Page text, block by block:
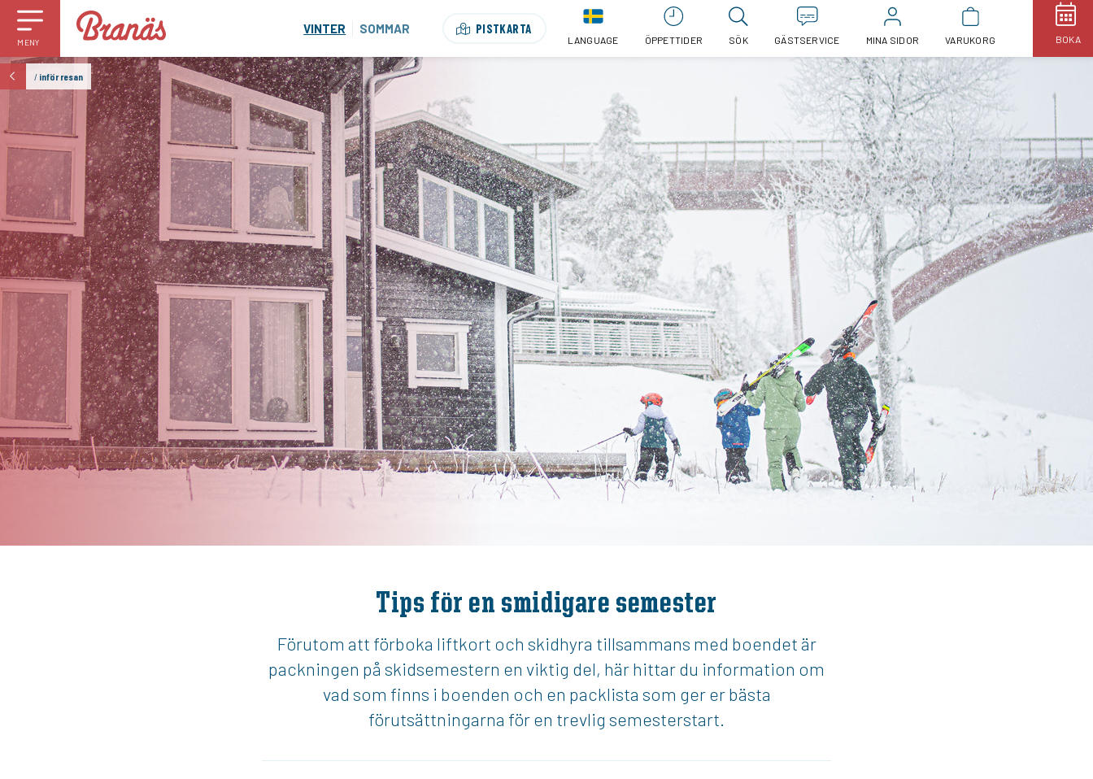
MENY
/ inför resan
VINTER SOMMAR PISTKARTA
LANGUAGE ÖPPETTIDER SÖK GÄSTSERVICE MINA SIDOR VARUKORG BOKA
Tips för en smidigare semester
Förutom att förboka liftkort och skidhyra tillsammans med boendet är
packningen på skidsemestern en viktig del, här hittar du information om
vad som finns i boenden och en packlista som ger er bästa
förutsättningarna för en trevlig semesterstart.